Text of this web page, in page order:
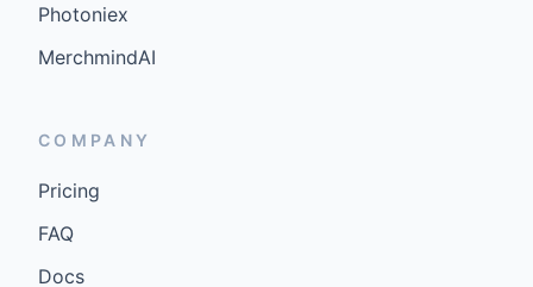
Photoniex
MerchmindAI
COMPANY
Pricing
FAQ
Docs